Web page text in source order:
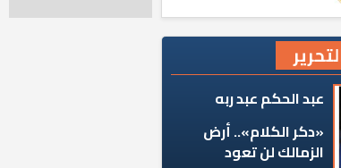
عبد الحكم عبد ربه
«دكر الكلام».. أرض
الزمالك لن تعود